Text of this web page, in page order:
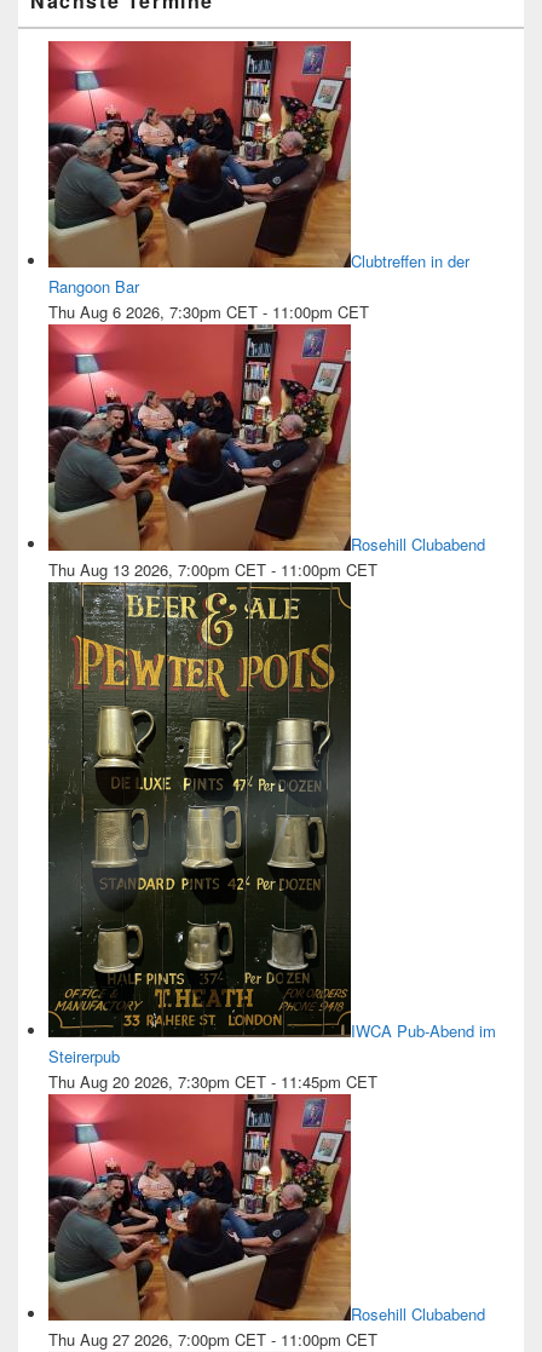
Clubtreffen in der
Rangoon Bar
Thu Aug 6 2026, 7:30pm CET - 11:00pm CET
Rosehill Clubabend
Thu Aug 13 2026, 7:00pm CET - 11:00pm CET
IWCA Pub-Abend im
Steirerpub
Thu Aug 20 2026, 7:30pm CET - 11:45pm CET
Rosehill Clubabend
Thu Aug 27 2026, 7:00pm CET - 11:00pm CET